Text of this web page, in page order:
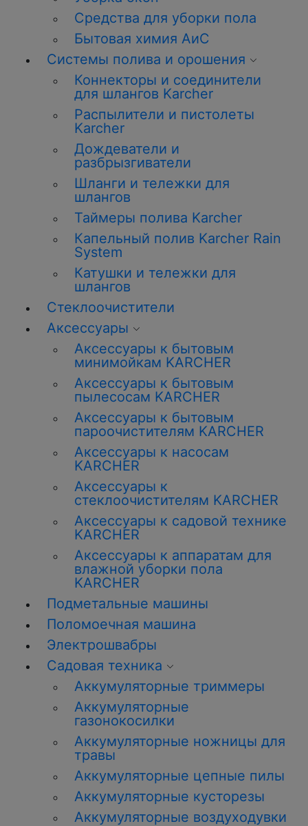
Средства для уборки пола
Бытовая химия АиС
Системы полива и орошения
Коннекторы и соединители
для шлангов Karcher
Распылители и пистолеты
Karcher
Дождеватели и
разбрызгиватели
Шланги и тележки для
шлангов
Таймеры полива Karcher
Капельный полив Karcher Rain
System
Катушки и тележки для
шлангов
Стеклоочистители
Аксессуары
Аксессуары к бытовым
минимойкам KARCHER
Аксессуары к бытовым
пылесосам KARCHER
Аксессуары к бытовым
пароочистителям KARCHER
Аксессуары к насосам
KARCHER
Аксессуары к
стеклоочистителям KARCHER
Аксессуары к садовой технике
KARCHER
Аксессуары к аппаратам для
влажной уборки пола
KARCHER
Подметальные машины
Поломоечная машина
Электрошвабры
Садовая техника
Аккумуляторные триммеры
Аккумуляторные
газонокосилки
Аккумуляторные ножницы для
травы
Аккумуляторные цепные пилы
Аккумуляторные кусторезы
Аккумуляторные воздуходувки